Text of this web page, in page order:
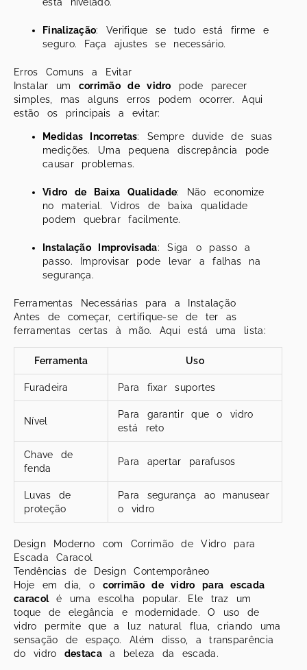
Finalização: Verifique se tudo está firme e
seguro. Faça ajustes se necessário.
Erros Comuns a Evitar
Instalar um corrimão de vidro pode parecer
simples, mas alguns erros podem ocorrer. Aqui
estão os principais a evitar:
Medidas Incorretas: Sempre duvide de suas
medições. Uma pequena discrepância pode
causar problemas.
Vidro de Baixa Qualidade: Não economize
no material. Vidros de baixa qualidade
podem quebrar facilmente.
Instalação Improvisada: Siga o passo a
passo. Improvisar pode levar a falhas na
segurança.
Ferramentas Necessárias para a Instalação
Antes de começar, certifique-se de ter as
ferramentas certas à mão. Aqui está uma lista:
Ferramenta Uso
Furadeira Para fixar suportes
Nível
Para garantir que o vidro
está reto
Chave de
fenda
Para apertar parafusos
Luvas de
proteção
Para segurança ao manusear
o vidro
Design Moderno com Corrimão de Vidro para
Escada Caracol
Tendências de Design Contemporâneo
Hoje em dia, o corrimão de vidro para escada
caracolé uma escolha popular. Ele traz um
toque de elegância e modernidade. O uso de
vidro permite que a luz natural flua, criando uma
sensação de espaço. Além disso, a transparência
do vidro destacaa beleza da escada.